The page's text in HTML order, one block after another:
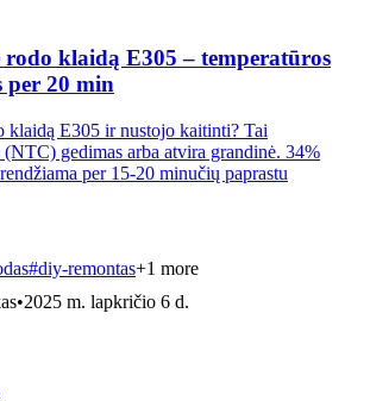
rodo klaidą E305 – temperatūros
per 20 min
klaidą E305 ir nustojo kaitinti? Tai
gedimas arba atvira grandinė. 34%
per 15-20 minučių paprastu
#diy-remontas+1 more
•2025 m. lapkričio 6 d.